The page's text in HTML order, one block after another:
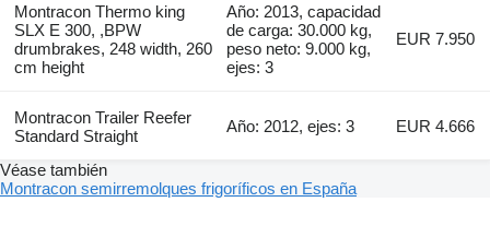
Montracon Thermo king
SLX E 300, ,BPW
drumbrakes, 248 width, 260
cm height
Año: 2013, capacidad
de carga: 30.000 kg,
peso neto: 9.000 kg,
ejes: 3
EUR 7.950
Montracon Trailer Reefer
Standard Straight
Año: 2012, ejes: 3 EUR 4.666
Véase también
Montracon semirremolques frigoríficos en España